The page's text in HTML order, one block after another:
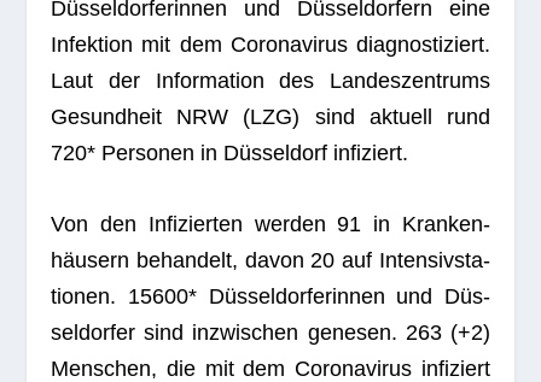
Düs­sel­dor­fe­rin­nen und Düs­sel­dor­fern eine
Infek­tion mit dem Coro­na­vi­rus dia­gnos­ti­ziert.
Laut der Infor­ma­tion des Lan­des­zen­trums
Gesund­heit NRW (LZG) sind aktu­ell rund
720* Per­so­nen in Düs­sel­dorf infiziert.
Von den Infi­zier­ten wer­den91 in Kran­ken­
häu­sern behan­delt, davon 20 auf Inten­siv­sta­
tio­nen. 15600* Düs­sel­dor­fe­rin­nen und Düs­
sel­dor­fer sind inzwi­schen gene­sen. 263(+2)
Men­schen, die mit dem Coro­na­vi­rus infi­ziert